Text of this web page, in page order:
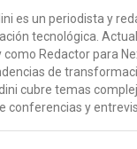
es un periodista y
tecnológica.
como Redactor para
de
cubre temas
conferencias y